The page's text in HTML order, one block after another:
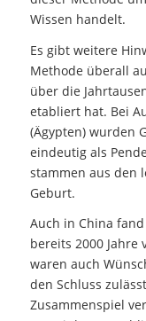
Wissen handelt.
Es gibt weitere
Methode überall
über die
etabliert hat. Bei
(Ägypten) wurden
eindeutig als
stammen aus den
Geburt.
Auch in China
bereits 2000 Jahre
waren auch
den Schluss
Zusammenspiel